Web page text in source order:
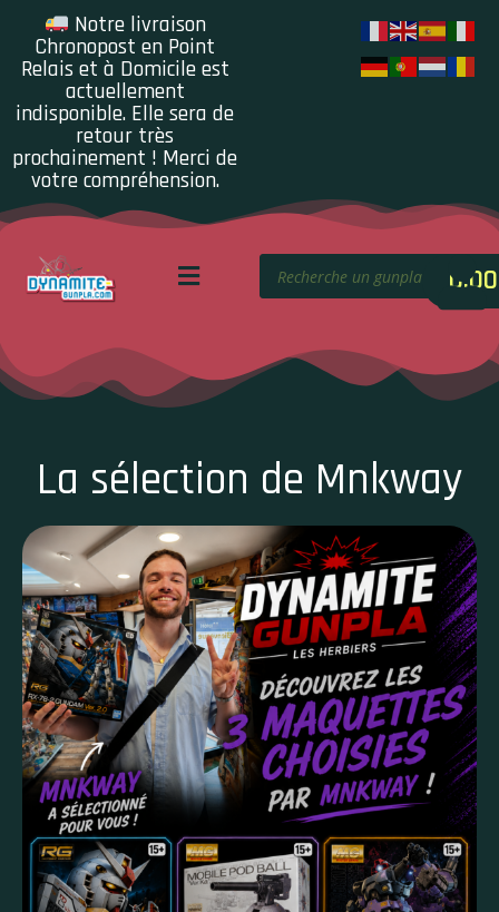
Notre livraison
Chronopost en Point
Relais et à Domicile est
actuellement
indisponible. Elle sera de
retour très
prochainement ! Merci de
votre compréhension.
0.00
La sélection de Mnkway